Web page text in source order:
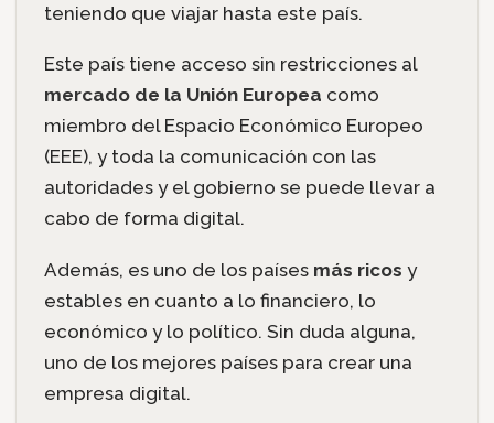
teniendo que viajar hasta este país.
Este país tiene acceso sin restricciones al
mercado de la Unión Europea como
miembro del Espacio Económico Europeo
(EEE), y toda la comunicación con las
autoridades y el gobierno se puede llevar a
cabo de forma digital.
Además, es uno de los países más ricos y
estables en cuanto a lo financiero, lo
económico y lo político. Sin duda alguna,
uno de los mejores países para crear una
empresa digital.